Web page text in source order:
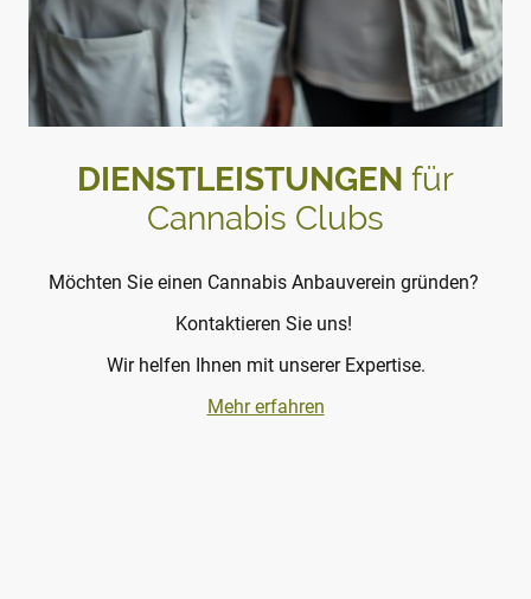
DIENSTLEISTUNGEN für
Cannabis Clubs
Möchten Sie einen Cannabis Anbauverein gründen?
Kontaktieren Sie uns!
Wir helfen Ihnen mit unserer Expertise.
Mehr erfahren